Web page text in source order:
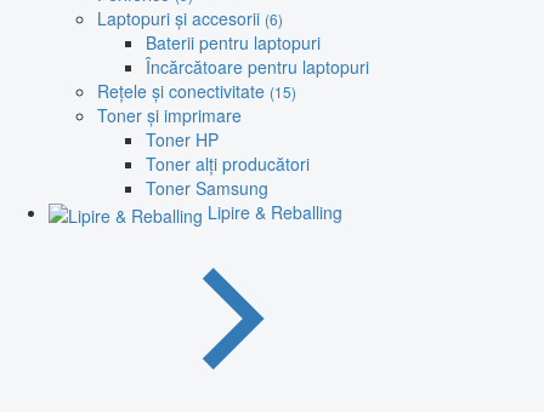
Laptopuri și accesorii (6)
Baterii pentru laptopuri
Încărcătoare pentru laptopuri
Rețele și conectivitate (15)
Toner și imprimare
Toner HP
Toner alți producători
Toner Samsung
Lipire & Reballing